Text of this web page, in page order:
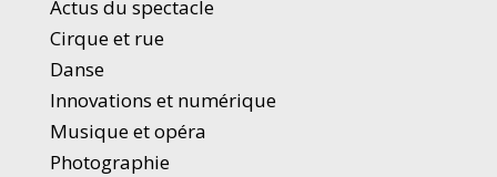
Actus du spectacle
Cirque et rue
Danse
Innovations et numérique
Musique et opéra
Photographie